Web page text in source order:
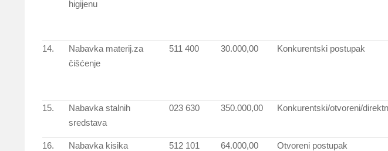
higijenu
14.
Nabavka materij.za
čišćenje
511 400 30.000,00 Konkurentski postupak
15.
Nabavka stalnih
sredstava
023 630 350.000,00 Konkurentski/otvoreni/
16. Nabavka kisika 512 101 64.000,00 Otvoreni postupak